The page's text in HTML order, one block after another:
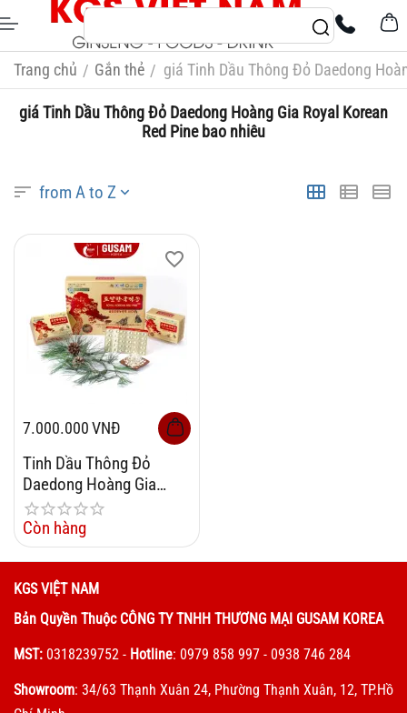
Trang chủ / Gắn thẻ / giá Tinh Dầu Thông Đỏ Daedong
giá Tinh Dầu Thông Đỏ Daedong Hoàng Gia Royal Korean
Red Pine bao nhiêu
from A to Z
7.000.000VNĐ
Tinh Dầu Thông Đỏ
Daedong Hoàng Gia
Royal Korean Red Pine
450mg x 120 Viên
Còn hàng
KGS VIỆT NAM
Bản Quyền Thuộc CÔNG TY TNHH THƯƠNG MẠI GUSAM KOREA
MST: 0318239752 - Hotline: 0979 858 997 - 0938 746 284
Showroom: 34/63 Thạnh Xuân 24, Phường Thạnh Xuân, 12, TP.Hồ